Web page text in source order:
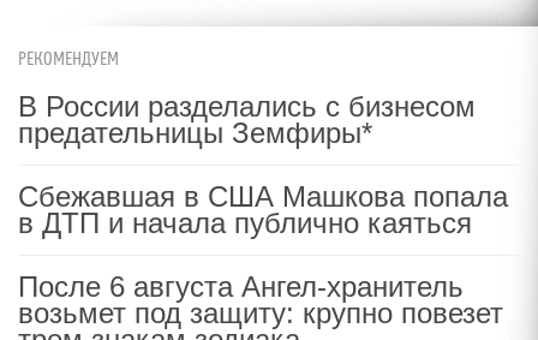
РЕКОМЕНДУЕМ
В России разделались с бизнесом
предательницы Земфиры*
Сбежавшая в США Машкова попала
в ДТП и начала публично каяться
После 6 августа Ангел-хранитель
возьмет под защиту: крупно повезет